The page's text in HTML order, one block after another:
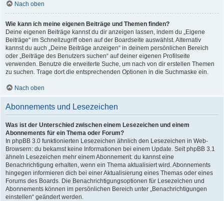
Nach oben
Wie kann ich meine eigenen Beiträge und Themen finden?
Deine eigenen Beiträge kannst du dir anzeigen lassen, indem du „Eigene
Beiträge“ im Schnellzugriff oben auf der Boardseite auswählst. Alternativ
kannst du auch „Deine Beiträge anzeigen“ in deinem persönlichen Bereich
oder „Beiträge des Benutzers suchen“ auf deiner eigenen Profilseite
verwenden. Benutze die erweiterte Suche, um nach von dir erstellen Themen
zu suchen. Trage dort die entsprechenden Optionen in die Suchmaske ein.
Nach oben
Abonnements und Lesezeichen
Was ist der Unterschied zwischen einem Lesezeichen und einem
Abonnements für ein Thema oder Forum?
In phpBB 3.0 funktionierten Lesezeichen ähnlich den Lesezeichen in Web-
Browsern: du bekamst keine Informationen bei einem Update. Seit phpBB 3.1
ähneln Lesezeichen mehr einem Abonnement: du kannst eine
Benachrichtigung erhalten, wenn ein Thema aktualisiert wird. Abonnements
hingegen informieren dich bei einer Aktualisierung eines Themas oder eines
Forums des Boards. Die Benachrichtigungsoptionen für Lesezeichen und
Abonnements können im persönlichen Bereich unter „Benachrichtigungen
einstellen“ geändert werden.